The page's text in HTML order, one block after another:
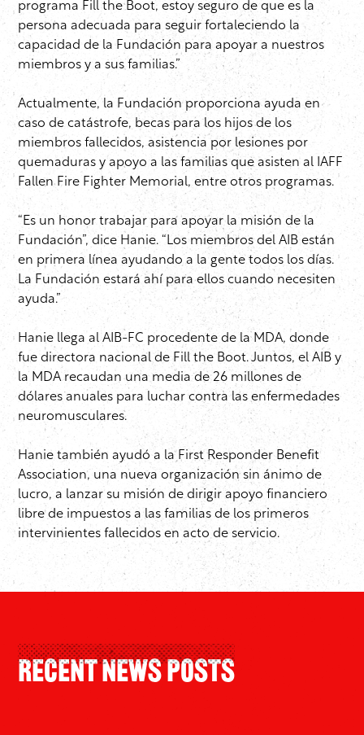
programa Fill the Boot, estoy seguro de que es la
persona adecuada para seguir fortaleciendo la
capacidad de la Fundación para apoyar a nuestros
miembros y a sus familias.”
Actualmente, la Fundación proporciona ayuda en
caso de catástrofe, becas para los hijos de los
miembros fallecidos, asistencia por lesiones por
quemaduras y apoyo a las familias que asisten al IAFF
Fallen Fire Fighter Memorial, entre otros programas.
“Es un honor trabajar para apoyar la misión de la
Fundación”, dice Hanie. “Los miembros del AIB están
en primera línea ayudando a la gente todos los días.
La Fundación estará ahí para ellos cuando necesiten
ayuda.”
Hanie llega al AIB-FC procedente de la MDA, donde
fue directora nacional de Fill the Boot. Juntos, el AIB y
la MDA recaudan una media de 26 millones de
dólares anuales para luchar contra las enfermedades
neuromusculares.
Hanie también ayudó a la First Responder Benefit
Association, una nueva organización sin ánimo de
lucro, a lanzar su misión de dirigir apoyo financiero
libre de impuestos a las familias de los primeros
intervinientes fallecidos en acto de servicio.
Recent News Posts